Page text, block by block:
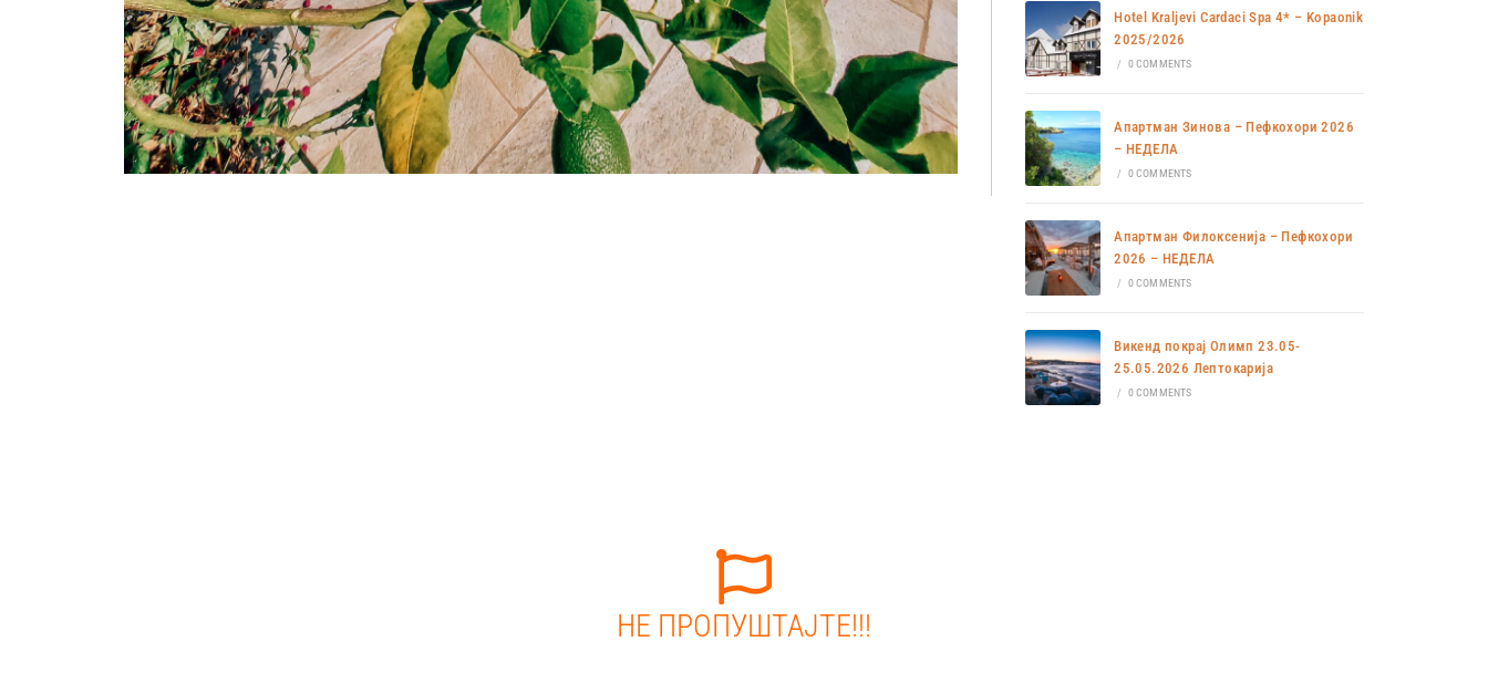
Hotel Kraljevi Cardaci Spa 4* – Kopaonik
2025/2026
/ 0 COMMENTS
Апартман Зинова – Пефкохори 2026
– НЕДЕЛА
/ 0 COMMENTS
Апартман Филоксенија – Пефкохори
2026 – НЕДЕЛА
/ 0 COMMENTS
Викенд покрај Олимп 23.05-
25.05.2026 Лептокарија
/ 0 COMMENTS
НЕ ПРОПУШТАЈТЕ!!!